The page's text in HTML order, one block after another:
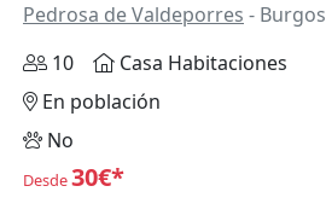
Pedrosa de Valdeporres - Burgos
10
Casa Habitaciones
En población
No
Desde30€*